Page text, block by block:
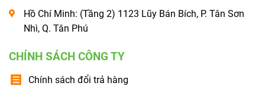
Hồ Chí Minh: (Tầng 2) 1123 Lũy Bán Bích, P. Tân Sơn
Nhì, Q. Tân Phú
CHÍNH SÁCH CÔNG TY
Chính sách đổi trả hàng